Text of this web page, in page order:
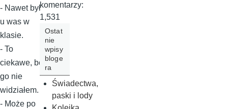
- Nawet był
u was w
klasie.
- To
ciekawe, bo
go nie
widziałem.
- Może po
komentarzy:
1,531
Ostat
nie
wpisy
bloge
ra
Świadectwa,
paski i lody